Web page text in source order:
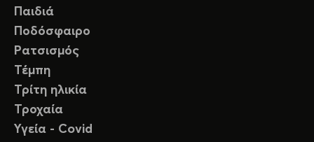
Παιδιά
Ποδόσφαιρο
Ρατσισμός
Τέμπη
Τρίτη ηλικία
Τροχαία
Υγεία - Covid